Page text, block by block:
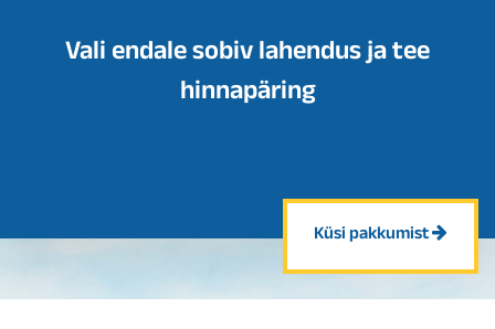
Vali endale sobiv lahendus ja tee
hinnapäring
Küsi pakkumist